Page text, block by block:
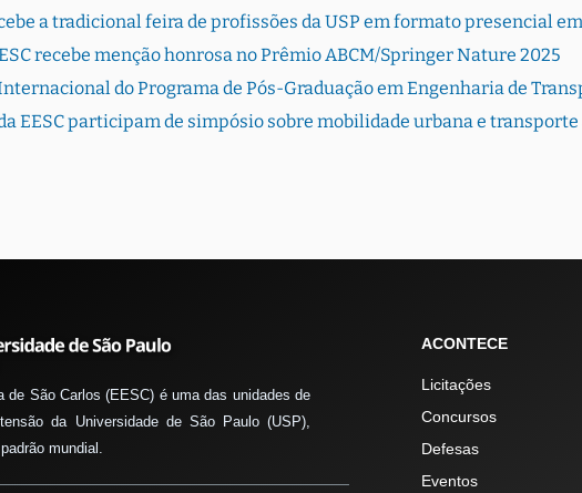
a tradicional feira de profissões da USP em formato presencial
recebe menção honrosa no Prêmio ABCM/Springer Nature 2025
do Programa de Pós-Graduação em Engenharia de
EESC participam de simpósio sobre mobilidade urbana e transporte
de São Carlos (EESC) é uma das unidades de
da Universidade de São Paulo (USP),
mundial.
ACONTECE
Licitações
Concursos
Defesas
Eventos